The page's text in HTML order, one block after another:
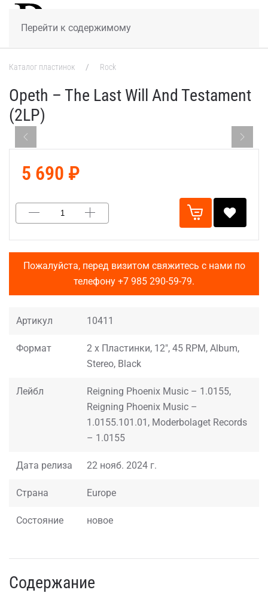
Перейти к содержимому
Каталог пластинок Rock
Opeth – The Last Will And Testament
(2LP)
5 690 ₽
Пожалуйста, перед визитом свяжитесь с нами по
телефону +7 985 290-59-79.
Артикул 10411
Формат
2 x Пластинки, 12", 45 RPM, Album,
Stereo, Black
Лейбл
Reigning Phoenix Music – 1.0155,
Reigning Phoenix Music –
1.0155.101.01, Moderbolaget Records
– 1.0155
Дата релиза 22 нояб. 2024 г.
Страна Europe
Состояние новое
Содержание